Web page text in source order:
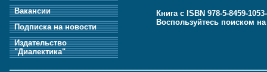
Вакансии
Подписка на новости
Издательство
"Диалектика"
Книга с ISBN 978-5-8459-
Воспользуйтесь поиском